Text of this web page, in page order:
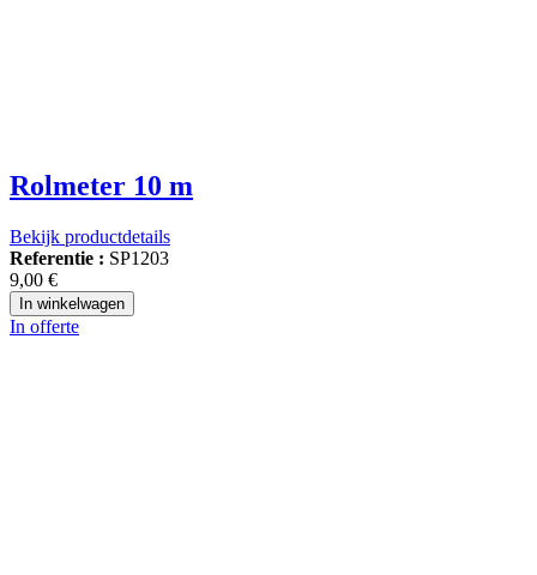
Rolmeter 10 m
Bekijk productdetails
Referentie : SP1203
9,00 €
In winkelwagen
In offerte